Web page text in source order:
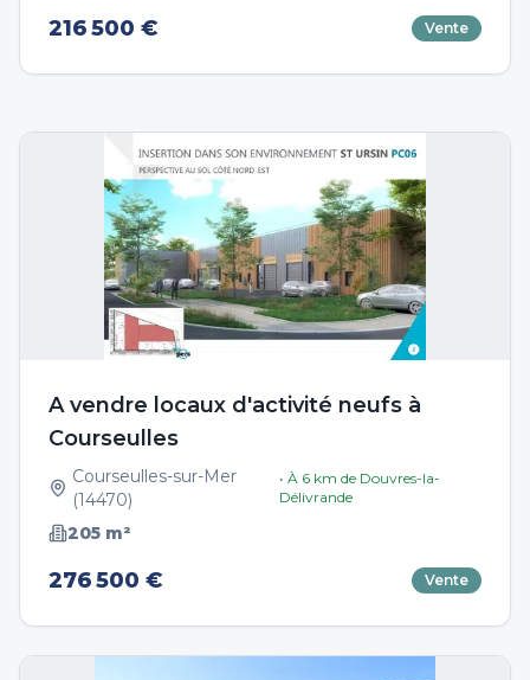
216 500 € Vente
A vendre locaux d'activité neufs à
Courseulles
Courseulles-sur-Mer
(14470)
• À 6 km de Douvres-la-
Délivrande
205 m²
276 500 € Vente